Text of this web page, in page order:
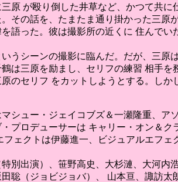
が殴り倒した井草など、かつて共に
その話を、たまたま通り掛かった三原
った。彼は撮影所の近くに 住んでい
うシーンの撮影に臨んだ。だが、三原
三原を励まし、セリフの練習 相手を
のセリフ をカットしようとする。しか
シュー・ジェイコブズ＆一瀬隆重、ア
プロデューサーは キャリー・オン＆
ェクトは伊藤進一、ビジュアルエフ
出演）、笹野高史、大杉漣、大河内
聡（ジョビジョバ）、 山本亘、諏訪太